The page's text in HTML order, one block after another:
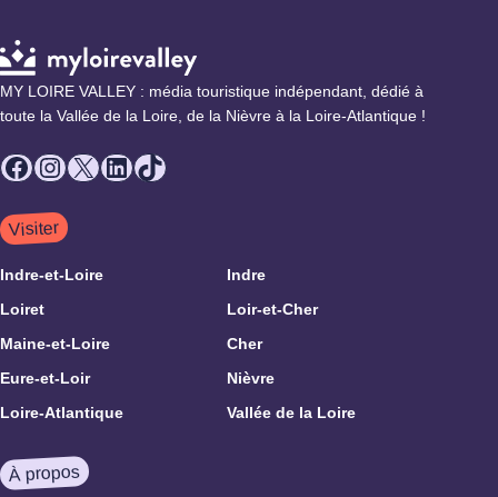
MY LOIRE VALLEY : média touristique indépendant, dédié à
toute la Vallée de la Loire, de la Nièvre à la Loire-Atlantique !
Facebook
Instagram
X LinkedIn
TikTok
Visiter
Indre-et-Loire
Indre
Loiret
Loir-et-Cher
Maine-et-Loire
Cher
Eure-et-Loir
Nièvre
Loire-Atlantique
Vallée de la Loire
À propos